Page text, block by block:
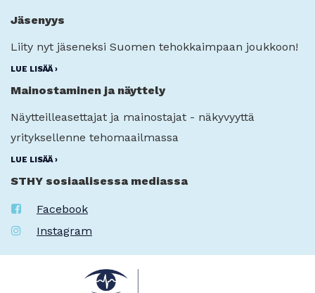
Jäsenyys
Liity nyt jäseneksi Suomen tehokkaimpaan joukkoon!
LUE LISÄÄ ›
Mainostaminen ja näyttely
Näytteilleasettajat ja mainostajat - näkyvyyttä
yrityksellenne tehomaailmassa
LUE LISÄÄ ›
STHY sosiaalisessa mediassa
Facebook
Instagram